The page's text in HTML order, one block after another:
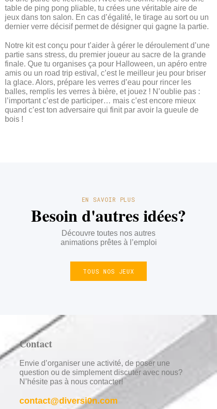
table de ping pong pliable, tu crées une véritable aire de
jeux dans ton salon. En cas d’égalité, le tirage au sort ou un
dernier verre décisif permet de désigner qui gagne la partie.
Notre kit est conçu pour t’aider à gérer le déroulement d’une
partie sans stress, du premier joueur au sacre de la grande
finale. Que tu organises ça pour Halloween, un apéro entre
amis ou un road trip estival, c’est le meilleur jeu pour briser
la glace. Alors, prépare les verres d’eau pour rincer les
balles, remplis les verres à bière, et jouez ! N’oublie pas :
l’important c’est de participer… mais c’est encore mieux
quand c’est ton adversaire qui finit par avoir la gueule de
bois !
EN SAVOIR PLUS
Besoin d'autres idées?
Découvre toutes nos autres
animations prêtes à l’emploi
TOUS NOS JEUX
Contact
Envie d’organiser une activité, de poser une
question ou de simplement discuter avec nous?
N’hésite pas à nous contacter!
contact@diversi0n.com